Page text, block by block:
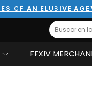
OF AN ELUSIVE
Search
FFXIV